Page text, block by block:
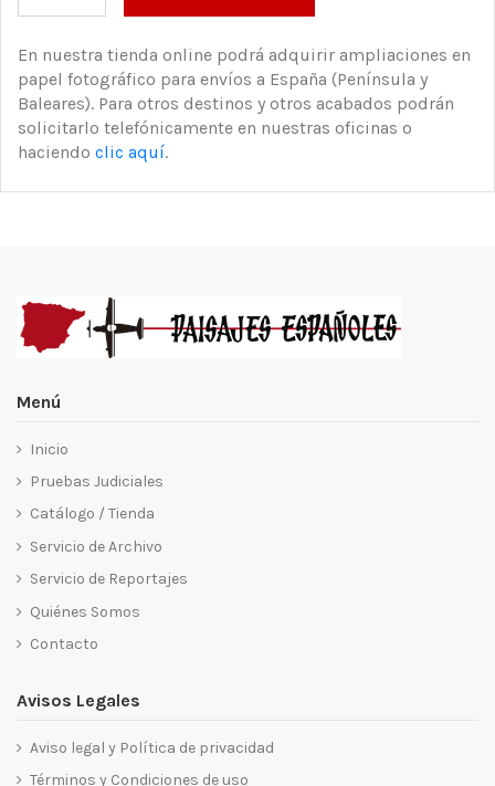
En nuestra tienda online podrá adquirir ampliaciones en
papel fotográfico para envíos a España (Península y
Baleares). Para otros destinos y otros acabados podrán
solicitarlo telefónicamente en nuestras oficinas o
haciendo clic aquí.
Menú
Inicio
Pruebas Judiciales
Catálogo / Tienda
Servicio de Archivo
Servicio de Reportajes
Quiénes Somos
Contacto
Avisos Legales
Aviso legal y Política de privacidad
Términos y Condiciones de uso